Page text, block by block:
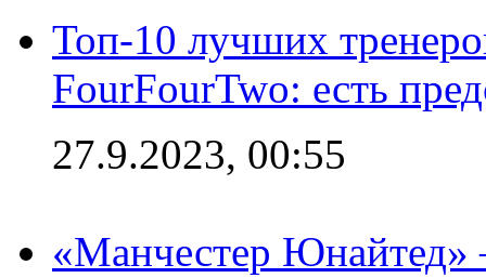
Топ-10 лучших
FourFourTwo: есть
27.9.2023, 00:55
«Манчестер Юнайтед»